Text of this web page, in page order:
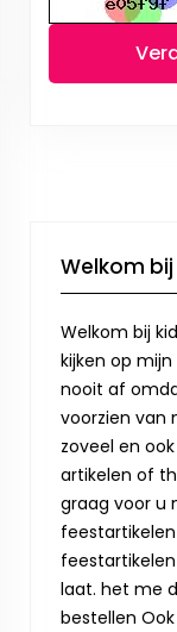
Welkom
Welkom bij
kijken op
nooit af
voorzien van
zoveel en
artikelen of
graag voor u
laat. het me
bestellen